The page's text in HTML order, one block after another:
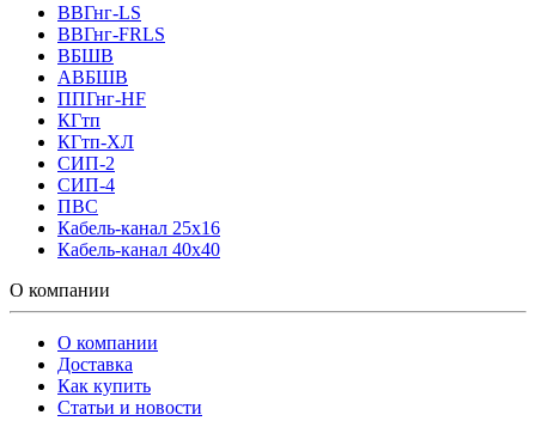
ВВГнг-LS
ВВГнг-FRLS
ВБШВ
АВБШВ
ППГнг-HF
КГтп
КГтп-ХЛ
СИП-2
СИП-4
ПВС
Кабель-канал 25х16
Кабель-канал 40х40
О компании
О компании
Доставка
Как купить
Статьи и новости